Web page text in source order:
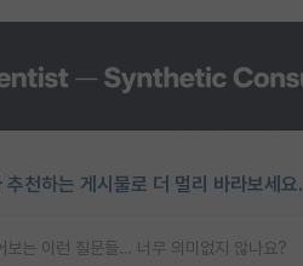
천하는 게시물로 더 멀리 바라보세요.
보는 이런 질문들… 너무 의미없지 않나요?